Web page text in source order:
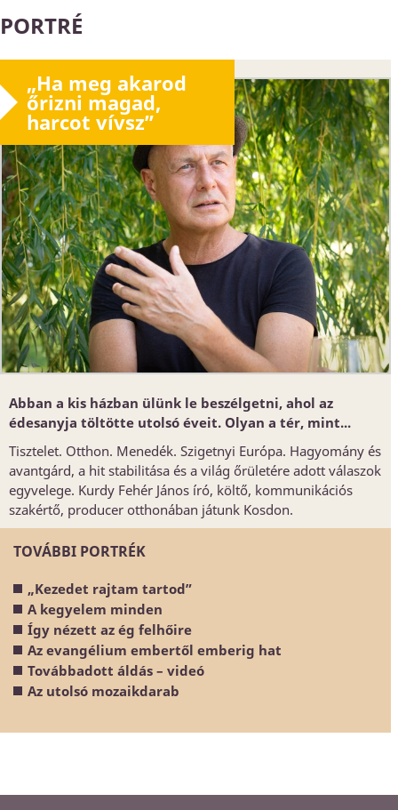
PORTRÉ
„Ha meg akarod
őrizni magad,
harcot vívsz”
Abban a kis házban ülünk le beszélgetni, ahol az
édesanyja töltötte utolsó éveit. Olyan a tér, mint...
Tisztelet. Otthon. Menedék. Szigetnyi Európa. Hagyomány és
avantgárd, a hit stabilitása és a világ őrületére adott válaszok
egyvelege. Kurdy Fehér János író, költő, kommunikációs
szakértő, producer otthonában játunk Kosdon.
TOVÁBBI PORTRÉK
„Kezedet rajtam tartod”
A kegyelem minden
Így nézett az ég felhőire
Az evangélium embertől emberig hat
Továbbadott áldás – videó
Az utolsó mozaikdarab